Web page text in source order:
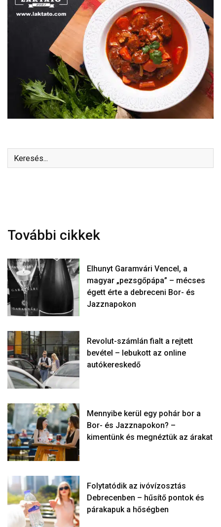
További cikkek
Elhunyt Garamvári Vencel, a
magyar „pezsgőpápa” – mécses
égett érte a debreceni Bor- és
Jazznapokon
Revolut-számlán fialt a rejtett
bevétel – lebukott az online
autókereskedő
Mennyibe kerül egy pohár bor a
Bor- és Jazznapokon? –
kimentünk és megnéztük az árakat
Folytatódik az ivóvízosztás
Debrecenben – hűsítő pontok és
párakapuk a hőségben